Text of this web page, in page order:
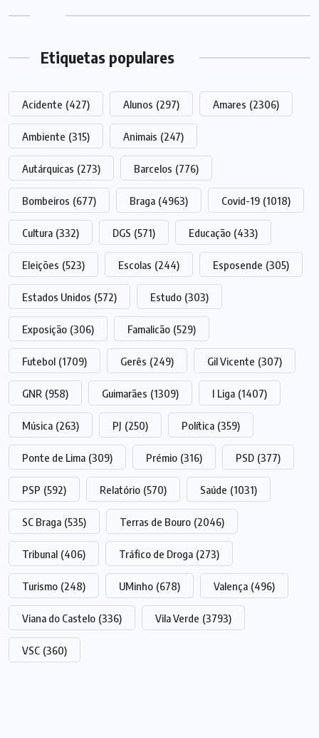
Etiquetas populares
Acidente (427) Alunos (297) Amares (2306)
Ambiente (315) Animais (247)
Autárquicas (273) Barcelos (776)
Bombeiros (677) Braga (4963) Covid-19 (1018)
Cultura (332) DGS (571) Educação (433)
Eleições (523) Escolas (244) Esposende (305)
Estados Unidos (572) Estudo (303)
Exposição (306) Famalicão (529)
Futebol (1709) Gerês (249) Gil Vicente (307)
GNR (958) Guimarães (1309) I Liga (1407)
Música (263) PJ (250) Política (359)
Ponte de Lima (309) Prémio (316) PSD (377)
PSP (592) Relatório (570) Saúde (1031)
SC Braga (535) Terras de Bouro (2046)
Tribunal (406) Tráfico de Droga (273)
Turismo (248) UMinho (678) Valença (496)
Viana do Castelo (336) Vila Verde (3793)
VSC (360)